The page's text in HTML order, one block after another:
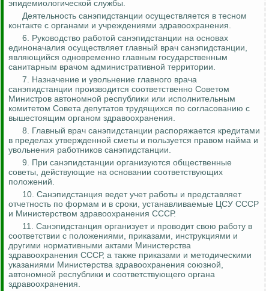
эпидемиологической службы.
Деятельность санэпидстанции осуществляется в тесном
контакте с органами и учреждениями здравоохранения.
6. Руководство работой санэпидстанции на основах
единоначалия осуществляет главный врач санэпидстанции,
являющийся одновременно главным государственным
санитарным врачом административной территории.
7. Назначение и увольнение главного врача
санэпидстанции производится соответственно Советом
Министров автономной республики или исполнительным
комитетом Совета депутатов трудящихся по согласованию с
вышестоящим органом здравоохранения.
8. Главный врач санэпидстанции распоряжается кредитами
в пределах утвержденной сметы и пользуется правом найма и
увольнения работников санэпидстанции.
9. При санэпидстанции организуются общественные
советы, действующие на основании соответствующих
положений.
10. Санэпидстанция ведет учет работы и представляет
отчетность по формам и в сроки, устанавливаемые ЦСУ СССР
и Министерством здравоохранения СССР.
11. Санэпидстанция организует и проводит свою работу в
соответствии с положениями, приказами, инструкциями и
другими нормативными актами Министерства
здравоохранения СССР, а также приказами и методическими
указаниями Министерства здравоохранения союзной,
автономной республики и соответствующего органа
здравоохранения.